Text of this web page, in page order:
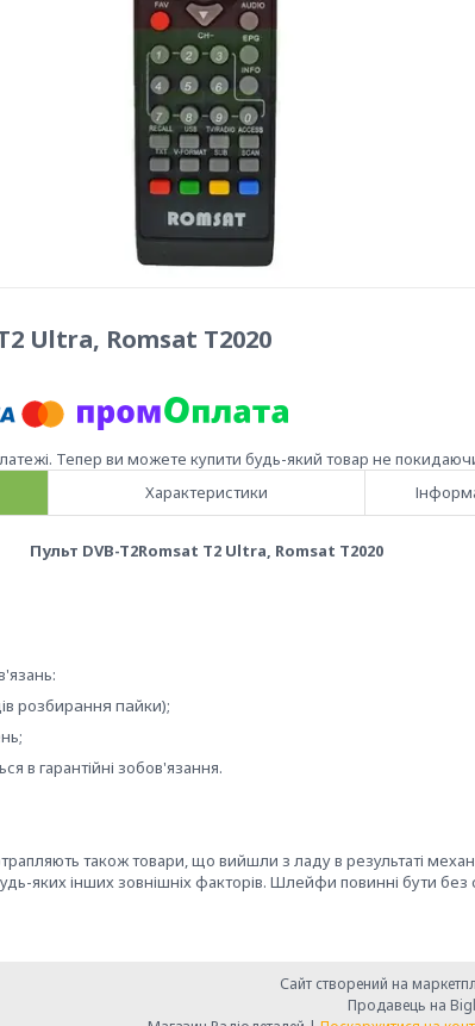
Ultra, Romsat T2020
Тепер ви можете купити будь-який товар не
Характеристики
Пульт DVB-T2Romsat T2 Ultra, Romsat T2020
розбирання пайки);
в гарантійні зобов'язання.
також товари, що вийшли з ладу в результаті
яких інших зовнішніх факторів. Шлейфи повинні бути без
Сайт створений на
Продавець на